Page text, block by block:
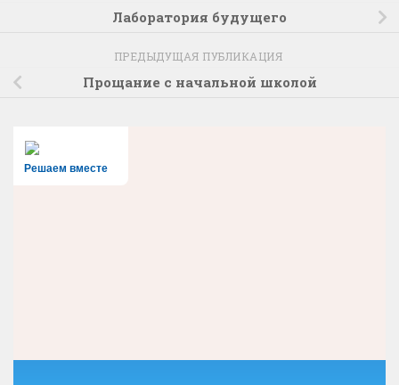
Лаборатория будущего
ПРЕДЫДУЩАЯ ПУБЛИКАЦИЯ
Прощание с начальной школой
Решаем вместе